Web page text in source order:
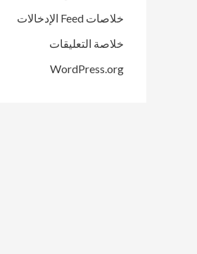
خلاصات Feed الإدخالات
خلاصة التعليقات
WordPress.org